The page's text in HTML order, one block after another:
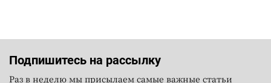
Подпишитесь на рассылку
Раз в неделю мы присылаем самые важные статьи